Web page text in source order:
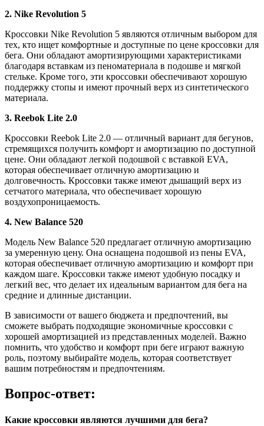
2. Nike Revolution 5
Кроссовки Nike Revolution 5 являются отличным выбором для
тех, кто ищет комфортные и доступные по цене кроссовки для
бега. Они обладают амортизирующими характеристиками
благодаря вставкам из пеноматериала в подошве и мягкой
стельке. Кроме того, эти кроссовки обеспечивают хорошую
поддержку стопы и имеют прочный верх из синтетического
материала.
3. Reebok Lite 2.0
Кроссовки Reebok Lite 2.0 — отличный вариант для бегунов,
стремящихся получить комфорт и амортизацию по доступной
цене. Они обладают легкой подошвой с вставкой EVA,
которая обеспечивает отличную амортизацию и
долговечность. Кроссовки также имеют дышащий верх из
сетчатого материала, что обеспечивает хорошую
воздухопроницаемость.
4. New Balance 520
Модель New Balance 520 предлагает отличную амортизацию
за умеренную цену. Она оснащена подошвой из пены EVA,
которая обеспечивает отличную амортизацию и комфорт при
каждом шаге. Кроссовки также имеют удобную посадку и
легкий вес, что делает их идеальным вариантом для бега на
средние и длинные дистанции.
В зависимости от вашего бюджета и предпочтений, вы
сможете выбрать подходящие экономичные кроссовки с
хорошей амортизацией из представленных моделей. Важно
помнить, что удобство и комфорт при беге играют важную
роль, поэтому выбирайте модель, которая соответствует
вашим потребностям и предпочтениям.
Вопрос-ответ:
Какие кроссовки являются лучшими для бега?